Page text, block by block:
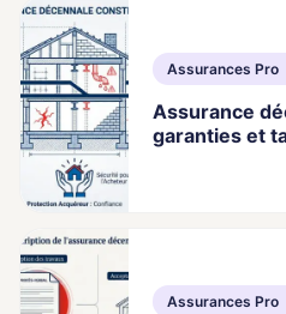
Assurances Pro
Assurance
garanties et
Assurances Pro